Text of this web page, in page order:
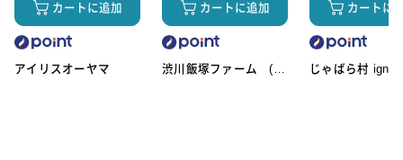
カートに追加
アイリスオーヤマ
カートに追加
渋川飯塚ファーム (ア
カートに
じゃばら村